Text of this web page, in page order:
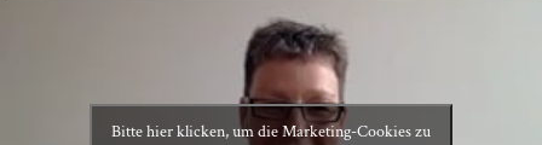
Bitte hier klicken, um die Marketing-Cookies zu